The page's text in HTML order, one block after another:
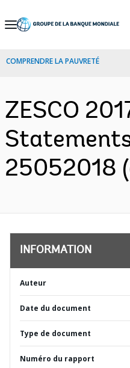
Skip
Navigation
COMPRENDRE LA PAUVRETÉ
ZESCO
25052018
INFORMATION
Auteur
Date du document
Type de document
Numéro du rapport